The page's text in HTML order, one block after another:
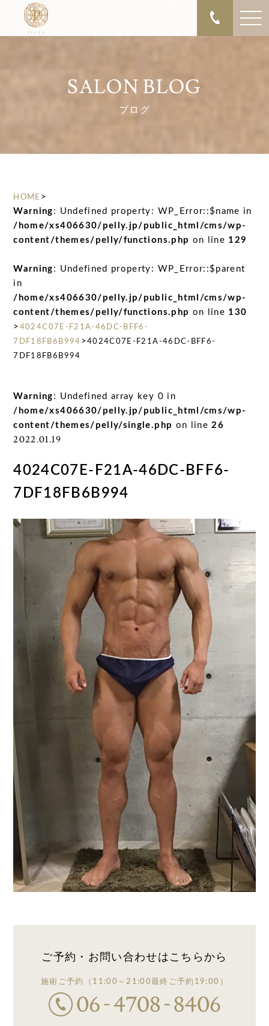
SALON BLOG
ブログ
HOME >
Warning : Undefined property: WP_Error::$name in
/home/xs406630/pelly.jp/public_html/cms/wp-
content/themes/pelly/functions.php on line 129
Warning : Undefined property: WP_Error::$parent
in
/home/xs406630/pelly.jp/public_html/cms/wp-
content/themes/pelly/functions.php on line 130
> 4024C07E-F21A-46DC-BFF6-
7DF18FB6B994 >4024C07E-F21A-46DC-BFF6-
7DF18FB6B994
Warning : Undefined array key 0 in
/home/xs406630/pelly.jp/public_html/cms/wp-
content/themes/pelly/single.php on line26
2022.01.19
4024C07E-F21A-46DC-BFF6-
7DF18FB6B994
ご予約・お問い合わせはこちらから
施術ご予約 （11:00～21:00最終ご予約19:00）